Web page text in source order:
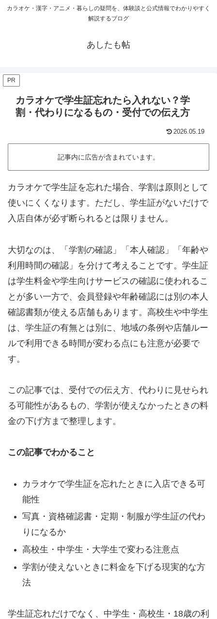
カラオケ・漢字・アニメ・暮らしの疑問を、体験談と公式情報でわかりやすく
解説するブログ
あしたも帖
PR
カラオケで学生証忘れたら入れない？学
割・代わりになるもの・受付での伝え方
2026.05.19
記事内に広告が含まれています。
カラオケで学生証を忘れた場合、学割は原則として
使いにくくなります。ただし、学生証がないだけで
入店自体が必ず断られるとは限りません。
大切なのは、「学割の確認」「本人確認」「年齢や
利用時間の確認」を分けて考えることです。学生証
は学生料金や学生向けサービスの確認に使われるこ
とが多い一方で、会員登録や年齢確認には別の本人
確認書類が使える店舗もあります。高校生や中学生
は、学生証の有無とは別に、地域の条例や店舗ルー
ルで利用できる時間が変わる点にも注意が必要で
す。
この記事では、受付での伝え方、代わりに見せられ
る可能性があるもの、学割が使えなかったときの料
金の下げ方まで整理します。
この記事でわかること
カラオケで学生証を忘れたときに入店できる可
能性
写真・資格確認書・定期・制服が学生証の代わ
りになるか
高校生・中学生・大学生で変わる注意点
学割が使えないときに料金を下げる現実的な方
法
学生証忘れだけでなく、中学生・高校生・18歳の利